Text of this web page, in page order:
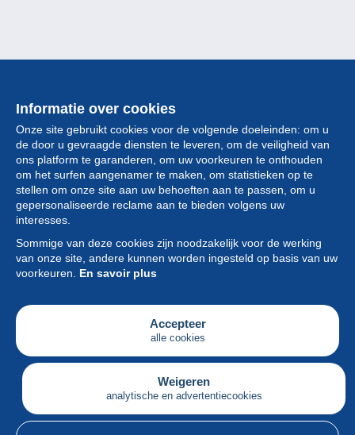
Informatie over cookies
Onze site gebruikt cookies voor de volgende doeleinden: om u
de door u gevraagde diensten te leveren, om de veiligheid van
ons platform te garanderen, om uw voorkeuren te onthouden
om het surfen aangenamer te maken, om statistieken op te
stellen om onze site aan uw behoeften aan te passen, om u
gepersonaliseerde reclame aan te bieden volgens uw
interesses.
Sommige van deze cookies zijn noodzakelijk voor de werking
van onze site, andere kunnen worden ingesteld op basis van uw
voorkeuren. En savoir plus
Accepteer
alle cookies
Weigeren
analytische en advertentiecookies
Collectie
Nieuws
Functie
Vereniging
Diensten
Schrijven
Nederlands